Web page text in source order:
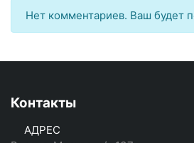
Нет комментариев. Ваш будет
Контакты
АДРЕС